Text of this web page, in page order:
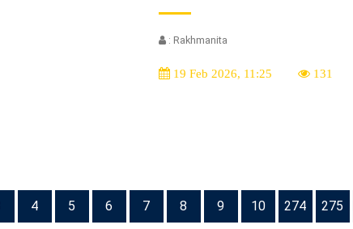
: Rakhmanita
19 Feb 2026, 11:25 131
4 5 6 7 8 9 10 274 275